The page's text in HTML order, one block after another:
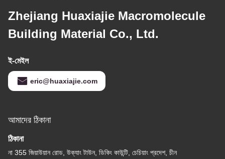
Zhejiang Huaxiajie Macromolecule
Building Material Co., Ltd.
ই-মেইল
eric@huaxiajie.com
আমাদের ঠিকানা
ঠিকানা
না 355 জিয়াউয়ান রোড, উক্যাং টাউন, ডিকিং কাউন্টি, চেচিয়াং প্রদেশ, চীন